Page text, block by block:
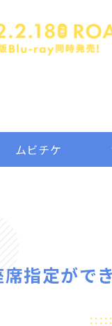
ムビチケ
指定がで